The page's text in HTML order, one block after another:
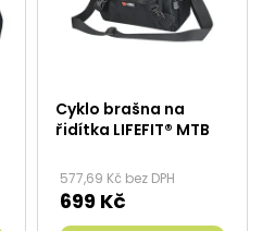
Cyklo brašna na
řidítka LIFEFIT® MTB
577,69 Kč bez DPH
699 Kč